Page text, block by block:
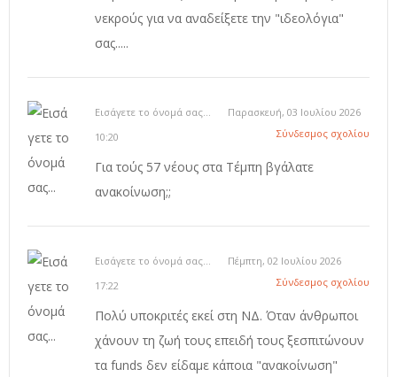
νεκρούς για να αναδείξετε την "ιδεολόγια"
σας.....
Εισάγετε το όνομά σας...
Παρασκευή, 03 Ιουλίου 2026
10:20
Σύνδεσμος σχολίου
Για τούς 57 νέους στα Τέμπη βγάλατε
ανακοίνωση;;
Εισάγετε το όνομά σας...
Πέμπτη, 02 Ιουλίου 2026
17:22
Σύνδεσμος σχολίου
Πολύ υποκριτές εκεί στη ΝΔ. Όταν άνθρωποι
χάνουν τη ζωή τους επειδή τους ξεσπιτώνουν
τα funds δεν είδαμε κάποια "ανακοίνωση"